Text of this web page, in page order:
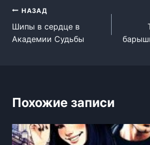
Навигация
по
НАЗАД
Шипы в сердце в
Академии Судьбы
Похожие записи